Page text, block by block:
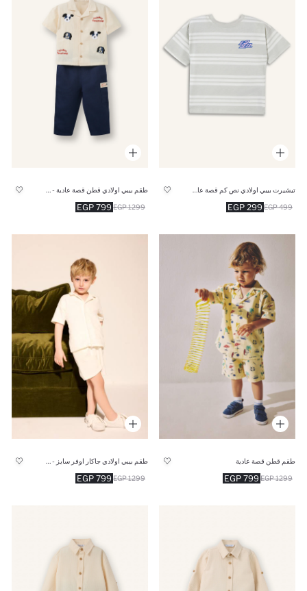
299 EGP 499 EGP
799 EGP 1299 EGP
طقم قطن قصة عادية
799 EGP 1299 EGP
799 EGP 1299 EGP